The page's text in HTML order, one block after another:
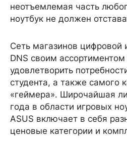
неотъемлемая часть
ноутбук не должен
Сеть магазинов цифровой
DNS своим ассортиментом
удовлетворить
студента, а также самого
«геймера». Широчайшая
года в области игровых
ASUS включает в себя
ценовые категории и